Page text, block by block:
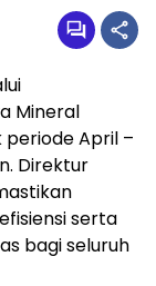
Mineral
April –
Direktur
serta
bagi seluruh